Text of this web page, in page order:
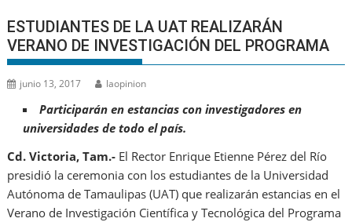
ESTUDIANTES DE LA UAT REALIZARÁN
VERANO DE INVESTIGACIÓN DEL PROGRAMA
junio 13, 2017 laopinion
Participarán en estancias con investigadores en
universidades de todo el país.
Cd. Victoria, Tam.- El Rector Enrique Etienne Pérez del Río
presidió la ceremonia con los estudiantes de la Universidad
Autónoma de Tamaulipas (UAT) que realizarán estancias en el
Verano de Investigación Científica y Tecnológica del Programa